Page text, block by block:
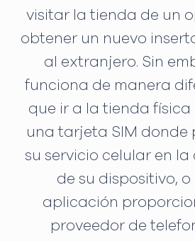
visitar la tienda de un
obtener un nuevo
al extranjero. Sin
funciona de manera
que ir a la tienda
una tarjeta SIM donde
su servicio celular en
de su dispositivo,
aplicación
proveedor de